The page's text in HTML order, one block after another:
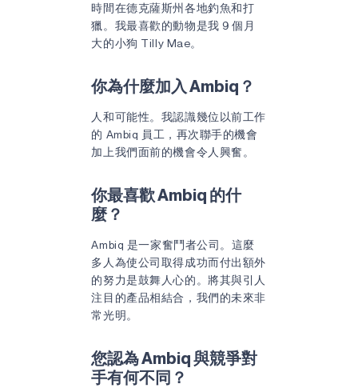
時間在德克薩斯州各地釣魚和打
獵。我最喜歡的動物是我 9 個月
大的小狗 Tilly Mae。
你為什麼加入 Ambiq？
人和可能性。我認識幾位以前工作
的 Ambiq 員工，再次聯手的機會
加上我們面前的機會令人興奮。
你最喜歡 Ambiq 的什
麼？
Ambiq 是一家奮鬥者公司。這麼
多人為使公司取得成功而付出額外
的努力是鼓舞人心的。將其與引人
注目的產品相結合，我們的未來非
常光明。
您認為 Ambiq 與競爭對
手有何不同？